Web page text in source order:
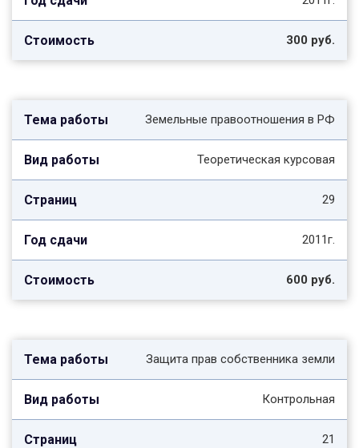
300 руб.
Земельные правоотношения в РФ
Теоретическая курсовая
29
2011г.
600 руб.
Защита прав собственника земли
Контрольная
21